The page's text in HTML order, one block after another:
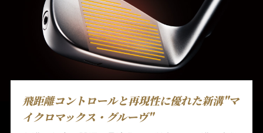
飛距離コントロールと再現性に優れた新溝"マ
イクロマックス・グルーヴ"